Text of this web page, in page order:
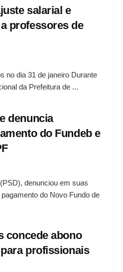
salarial e
professores de
no dia 31 de janeiro Durante
da Prefeitura de ...
denuncia
do Fundeb e
denunciou em suas
do Novo Fundo de
concede abono
profissionais